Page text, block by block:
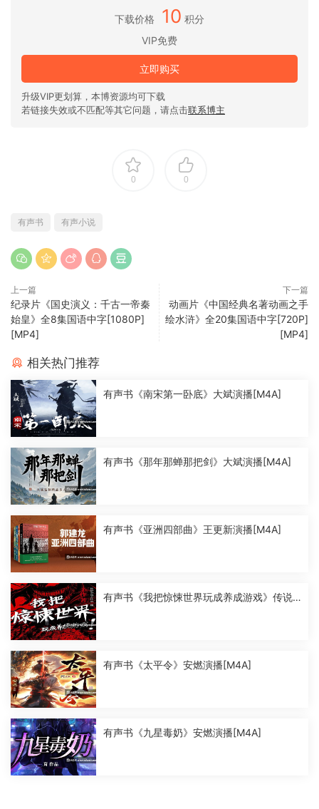
下载价格 10 积分
VIP免费
立即购买
升级VIP更划算，本博资源均可下载
若链接失效或不匹配等其它问题，请点击联系博主
0 0
有声书 有声小说
上一篇
纪录片《国史演义：千古一帝秦
始皇》全8集国语中字[1080P]
[MP4]
下一篇
动画片《中国经典名著动画之手
绘水浒》全20集国语中字[720P]
[MP4]
相关热门推荐
有声书《南宋第一卧底》大斌演播[M4A]
有声书《那年那蝉那把剑》大斌演播[M4A]
有声书《亚洲四部曲》王更新演播[M4A]
有声书《我把惊悚世界玩成养成游戏》传说
有声书《太平令》安燃演播[M4A]
有声书《九星毒奶》安燃演播[M4A]